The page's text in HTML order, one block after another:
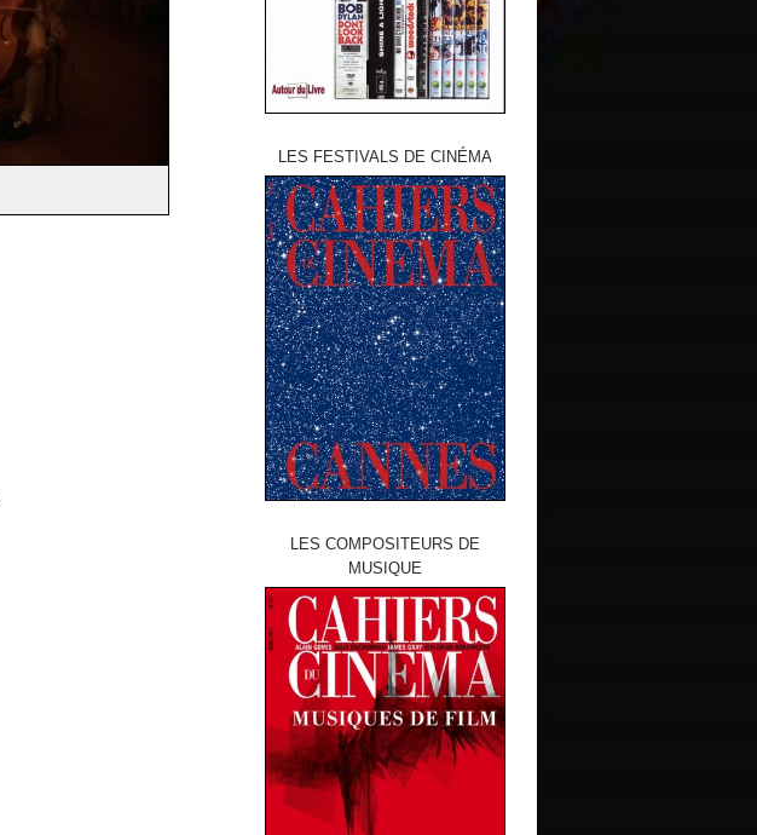
LES FESTIVALS DE CINÉMA
LES COMPOSITEURS DE
MUSIQUE